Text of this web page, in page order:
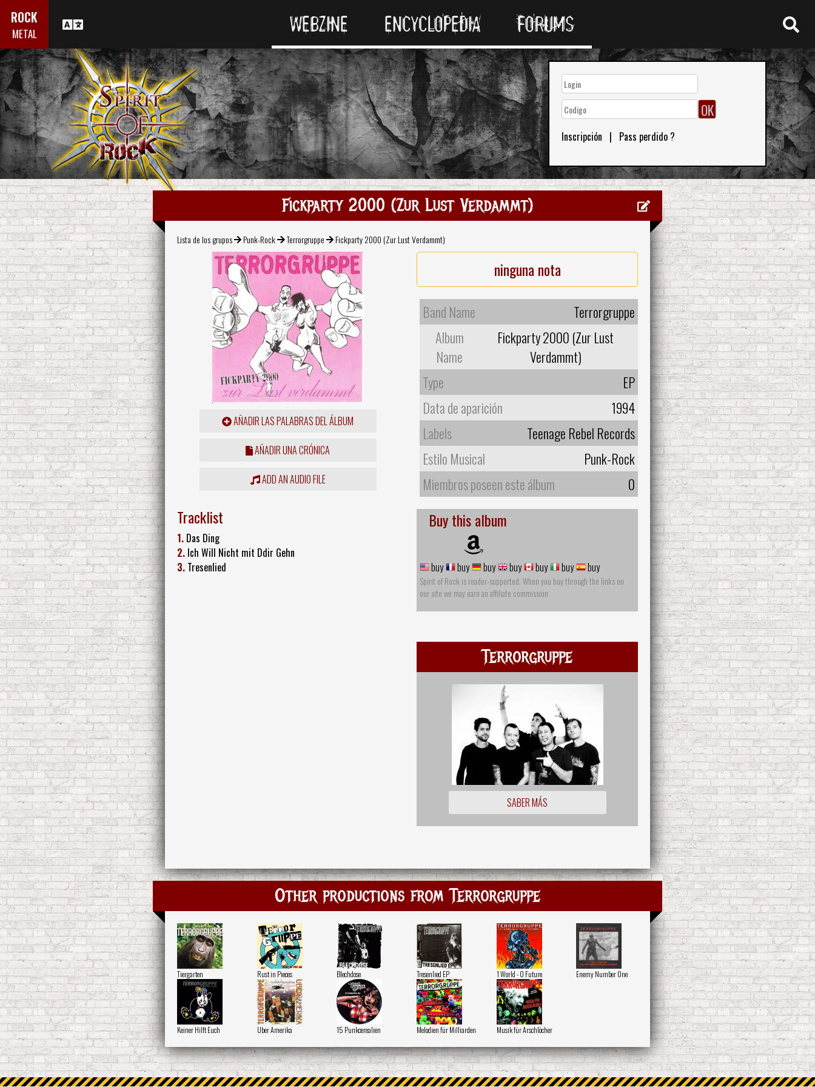
ROCK
METAL WEBZINE ENCYCLOPEDIA FORUMS
Inscripción | Pass perdido ?
Fickparty 2000 (Zur Lust Verdammt)
Lista de los grupos Punk-Rock Terrorgruppe Fickparty 2000 (Zur Lust Verdammt)
AÑADIR LAS PALABRAS DEL ÁLBUM
AÑADIR UNA CRÓNICA
ADD AN AUDIO FILE
ninguna nota
Band Name
Terrorgruppe
Album
Name
Fickparty 2000 (Zur Lust
Verdammt)
Type
EP
Data de aparición
1994
Labels
Teenage Rebel Records
Estilo Musical
Punk-Rock
Miembros poseen este álbum
0
Tracklist
1. Das Ding
2. Ich Will Nicht mit Ddir Gehn
3. Tresenlied
Buy this album
buy buy buy buy buy buy buy
Spirit of Rock is reader-supported. When you buy through the links on
our site we may earn an affiliate commission
Terrorgruppe
SABER MÁS
Other productions from Terrorgruppe
Tiergarten Rust in Pieces Blechdose Tresenlied EP 1 World - 0 Future Enemy Number One
Keiner Hilft Euch Uber Amerika 15 Punkcerealien Melodien für Milliarden Musik für Arschlöcher